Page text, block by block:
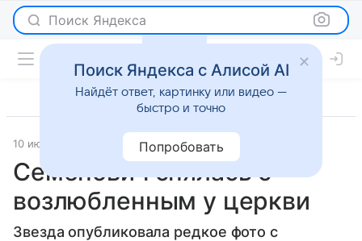
Поиск Яндекса
10 июля 2024 Газета.Ру Светская жизнь
Семенович снялась с
возлюбленным у церкви
Звезда опубликовала редкое фото с
Поиск Яндекса с Алисой AI
Найдёт ответ, картинку или видео —
быстро и точно
Попробовать